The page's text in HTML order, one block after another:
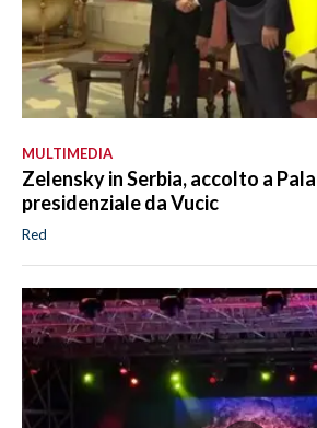
MULTIMEDIA
Zelensky in Serbia, accolto a
presidenziale da Vucic
Red